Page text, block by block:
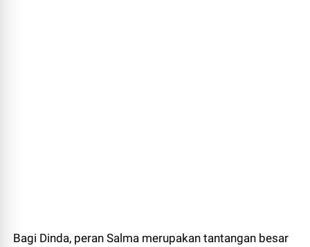
Bagi Dinda, peran Salma merupakan tantangan besar